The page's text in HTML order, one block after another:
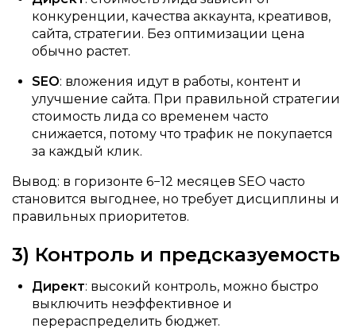
конкуренции, качества аккаунта, креативов,
сайта, стратегии. Без оптимизации цена
обычно растет.
SEO: вложения идут в работы, контент и
улучшение сайта. При правильной стратегии
стоимость лида со временем часто
снижается, потому что трафик не покупается
за каждый клик.
Вывод: в горизонте 6−12 месяцев SEO часто
становится выгоднее, но требует дисциплины и
правильных приоритетов.
3) Контроль и предсказуемость
Директ: высокий контроль, можно быстро
выключить неэффективное и
перераспределить бюджет.